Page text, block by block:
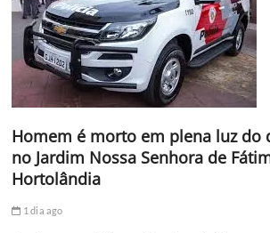
Homem é morto em plena luz do
no Jardim Nossa Senhora de
Hortolândia
1 dia ago